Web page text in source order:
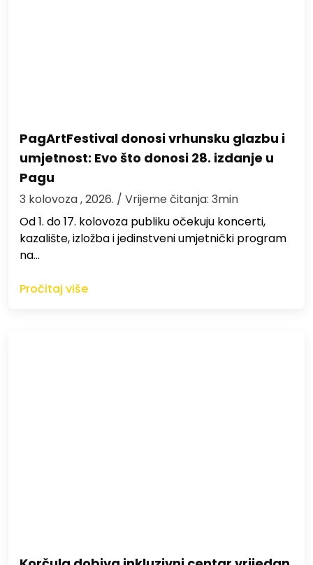
PagArtFestival donosi vrhunsku glazbu i
umjetnost: Evo što donosi 28. izdanje u
Pagu
3 kolovoza , 2026. / Vrijeme čitanja: 3min
Od 1. do 17. kolovoza publiku očekuju koncerti,
kazalište, izložba i jedinstveni umjetnički program
na…
Pročitaj više